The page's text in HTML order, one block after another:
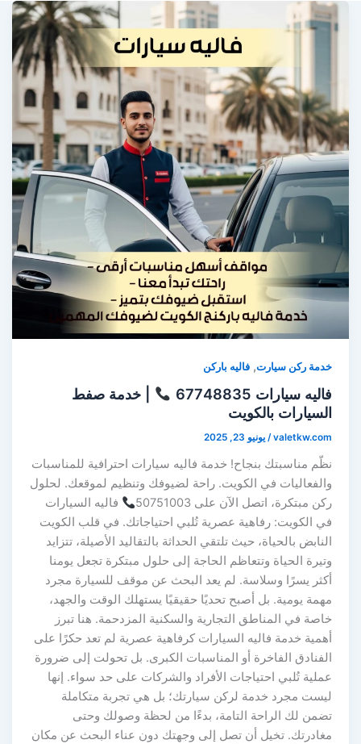
خدمة ركن سيارت,فاليه باركن
فاليه سيارات 67748835
| خدمة صفط
السيارات بالكويت
valetkw.com
/يونيو 23, 2025
نظّم مناسبتك بنجاح! خدمة فاليه سيارات احترافية للمناسبات
والفعاليات في الكويت. راحة لضيوفك وتنظيم لموقعك. لحلول
ركن مبتكرة، اتصل الآن على 50751003
فاليه السيارات
في الكويت: رفاهية عصرية تُلبي احتياجاتك. في قلب الكويت
النابض بالحياة، حيث تلتقي الحداثة بالتقاليد الأصيلة، تتزايد
وتيرة الحياة وتتعاظم الحاجة إلى حلول مبتكرة تجعل يومنا
أكثر يسرًا وسلاسة. لم يعد البحث عن موقف للسيارة مجرد
مهمة يومية. بل أصبح تحديًا حقيقيًا يستهلك الوقت والجهد،
خاصة في المناطق التجارية والسكنية المزدحمة. هنا تبرز
أهمية خدمة فاليه السيارات كرفاهية عصرية لم تعد حكرًا على
الفنادق الفاخرة أو المناسبات الكبرى. بل تحولت إلى ضرورة
عملية تُلبي احتياجات الأفراد والشركات على حد سواء. إنها
ليست مجرد خدمة لركن سيارتك؛ بل هي تجربة متكاملة
تضمن لك الراحة التامة، بدءًا من لحظة وصولك وحتى
مغادرتك. تخيل أن تصل إلى وجهتك دون عناء البحث عن مكان